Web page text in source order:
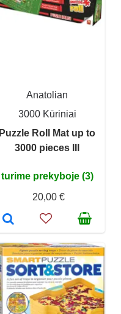
Anatolian
3000 Kūriniai
Puzzle Roll Mat up to
3000 pieces III
turime prekyboje (3)
20,00 €